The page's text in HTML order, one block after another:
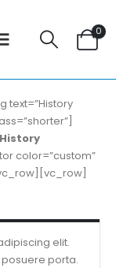
0
color=”custom”
elit.
porta.